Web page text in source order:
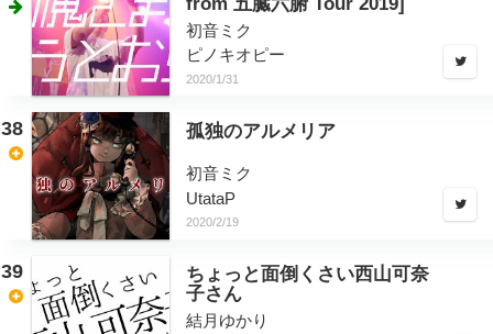
初音ミク
ピノキオピー
2020/1/31
38 孤独のアルメリア
初音ミク
UtataP
2020/2/19
39
ちょっと面倒くさい西山可奈
子さん
結月ゆかり